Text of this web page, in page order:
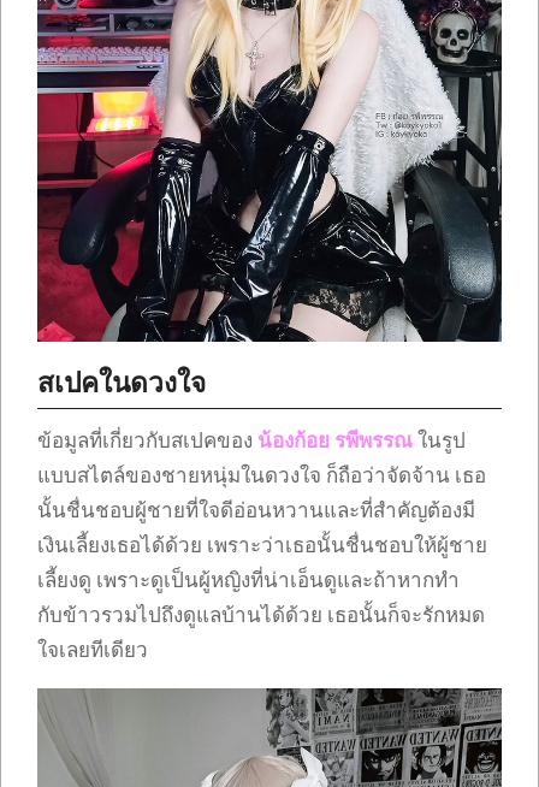
สเปคในดวงใจ
ข้อมูลที่เกี่ยวกับสเปคของ น้องก้อย รพีพรรณ ในรูป
แบบสไตล์ของชายหนุ่มในดวงใจ ก็ถือว่าจัดจ้าน เธอ
นั้นชื่นชอบผู้ชายที่ใจดีอ่อนหวานและที่สำคัญต้องมี
เงินเลี้ยงเธอได้ด้วย เพราะว่าเธอนั้นชื่นชอบให้ผู้ชาย
เลี้ยงดู เพราะดูเป็นผู้หญิงที่น่าเอ็นดูและถ้าหากทำ
กับข้าวรวมไปถึงดูแลบ้านได้ด้วย เธอนั้นก็จะรักหมด
ใจเลยทีเดียว